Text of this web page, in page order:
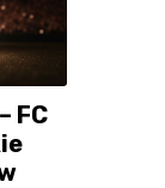
FC